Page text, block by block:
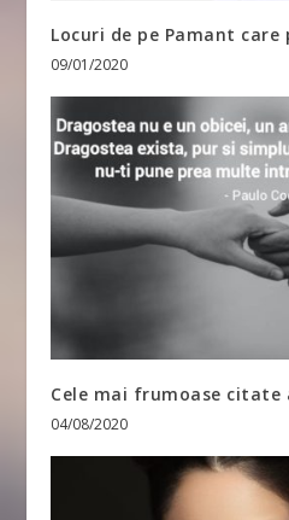
Locuri de pe Pamant
09/01/2020
Cele mai frumoase citate
04/08/2020